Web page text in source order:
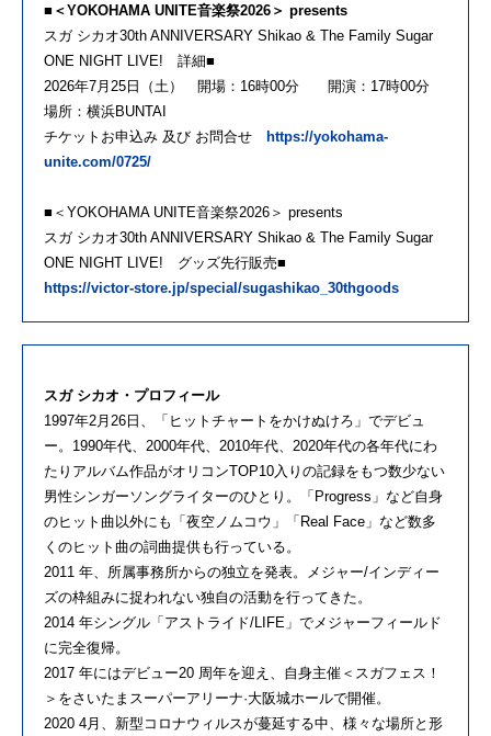
■＜YOKOHAMA UNITE音楽祭2026＞ presents
スガ シカオ30th ANNIVERSARY Shikao & The Family Sugar
ONE NIGHT LIVE! 詳細■
2026年7月25日（土） 開場：16時00分 開演：17時00分
場所：横浜BUNTAI
チケットお申込み 及び お問合せ
https://yokohama-
unite.com/0725/
■＜YOKOHAMA UNITE音楽祭2026＞ presents
スガ シカオ30th ANNIVERSARY Shikao & The Family Sugar
ONE NIGHT LIVE! グッズ先行販売■
https://victor-store.jp/special/sugashikao_30thgoods
スガ シカオ・プロフィール
1997年2月26日、「ヒットチャートをかけぬけろ」でデビュ
ー。1990年代、2000年代、2010年代、2020年代の各年代にわ
たりアルバム作品がオリコンTOP10入りの記録をもつ数少ない
男性シンガーソングライターのひとり。「Progress」など自身
のヒット曲以外にも「夜空ノムコウ」「Real Face」など数多
くのヒット曲の詞曲提供も行っている。
2011 年、所属事務所からの独立を発表。メジャー/インディー
ズの枠組みに捉われない独自の活動を行ってきた。
2014 年シングル「アストライド/LIFE」でメジャーフィールド
に完全復帰。
2017 年にはデビュー20 周年を迎え、自身主催＜スガフェス！
＞をさいたまスーパーアリーナ·大阪城ホールで開催。
2020 4月、新型コロナウィルスが蔓延する中、様々な場所と形